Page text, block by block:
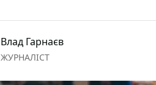
Влад Гарнаєв
ЖУРНАЛІСТ